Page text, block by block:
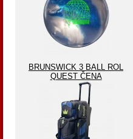
BRUNSWICK 3 BALL ROL
QUEST ČENA